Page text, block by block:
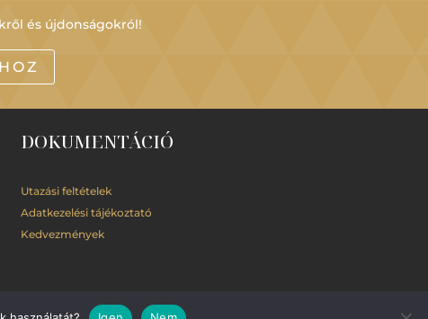
és újdonságokról!
DOKUMENTÁCIÓ
Utazási feltételek
Adatkezelési tájékoztató
Kedvezmények